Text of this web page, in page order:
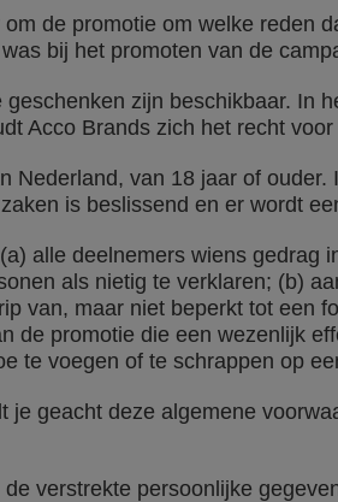
de promotie om welke reden
bij het promoten van de
zijn beschikbaar. In
Acco Brands zich het recht
Nederland, van 18 jaar of
is beslissend en er wordt
alle deelnemers wiens gedrag
als nietig te verklaren; (b)
van, maar niet beperkt tot een
de promotie die een wezenlijk
te voegen of te schrappen op
je geacht deze algemene
verstrekte persoonlijke